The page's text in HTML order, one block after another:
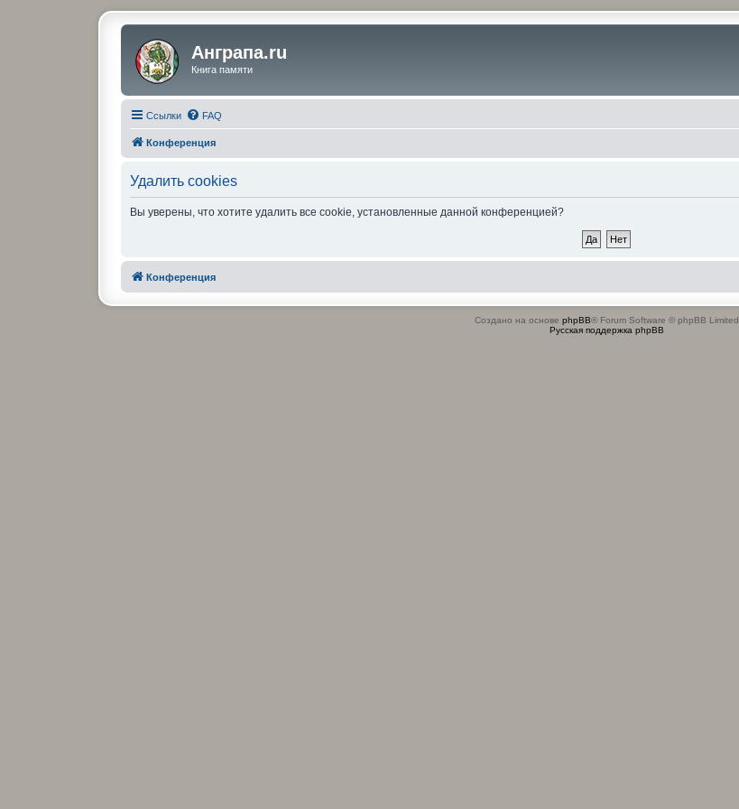
Анграпа.ru
Книга памяти
Ссылки FAQ
Конференция
Удалить cookies
Вы уверены, что хотите удалить все cookie, установленные данной конференцией?
Конференция
Создано на основе phpBB® Forum Software © phpBB Limited
Русская поддержка phpBB